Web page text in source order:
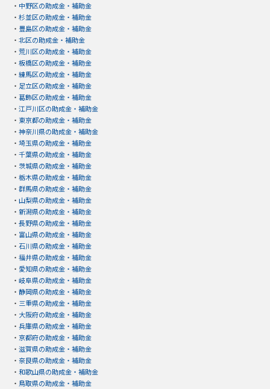
・ 中野区の助成金・補助金
・ 杉並区の助成金・補助金
・ 豊島区の助成金・補助金
・ 北区の助成金・補助金
・ 荒川区の助成金・補助金
・ 板橋区の助成金・補助金
・ 練馬区の助成金・補助金
・ 足立区の助成金・補助金
・ 葛飾区の助成金・補助金
・ 江戸川区の助成金・補助金
・ 東京都の助成金・補助金
・ 神奈川県の助成金・補助金
・ 埼玉県の助成金・補助金
・ 千葉県の助成金・補助金
・ 茨城県の助成金・補助金
・ 栃木県の助成金・補助金
・ 群馬県の助成金・補助金
・ 山梨県の助成金・補助金
・ 新潟県の助成金・補助金
・ 長野県の助成金・補助金
・ 富山県の助成金・補助金
・ 石川県の助成金・補助金
・ 福井県の助成金・補助金
・ 愛知県の助成金・補助金
・ 岐阜県の助成金・補助金
・ 静岡県の助成金・補助金
・ 三重県の助成金・補助金
・ 大阪府の助成金・補助金
・ 兵庫県の助成金・補助金
・ 京都府の助成金・補助金
・ 滋賀県の助成金・補助金
・ 奈良県の助成金・補助金
・ 和歌山県の助成金・補助金
・ 鳥取県の助成金・補助金